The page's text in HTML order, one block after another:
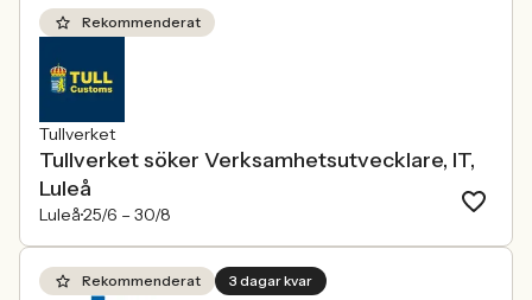
Rekommenderat
Tullverket
Tullverket söker Verksamhetsutvecklare, IT,
Luleå
Luleå25/6 – 30/8
Rekommenderat 3 dagar kvar